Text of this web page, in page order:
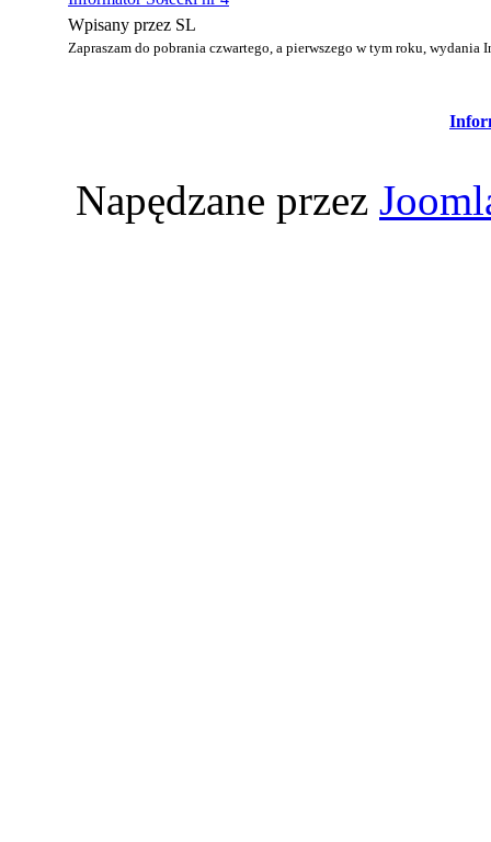
Wpisany przez SL
Zapraszam do pobrania czwartego, a pierwszego w tym roku,
Napędzane przez